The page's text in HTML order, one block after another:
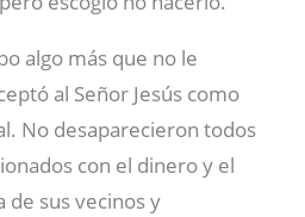
algo más que no le
al Señor Jesús como
No desaparecieron todos
con el dinero y el
de sus vecinos y